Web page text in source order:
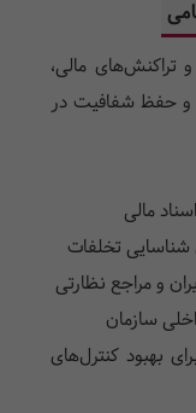
تراکنش‌های مالی،
و حفظ شفافیت در
مالی
شناسایی تخلفات
و مراجع نظارتی
سازمان
بهبود کنترل‌های